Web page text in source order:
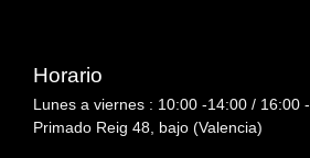
Horario
Lunes a viernes : 10:00 -14:00 / 16:00
Primado Reig 48, bajo (Valencia)